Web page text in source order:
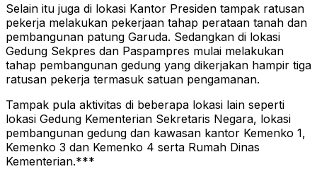
Selain itu juga di lokasi Kantor Presiden tampak ratusan
pekerja melakukan pekerjaan tahap perataan tanah dan
pembangunan patung Garuda. Sedangkan di lokasi
Gedung Sekpres dan Paspampres mulai melakukan
tahap pembangunan gedung yang dikerjakan hampir tiga
ratusan pekerja termasuk satuan pengamanan.
Tampak pula aktivitas di beberapa lokasi lain seperti
lokasi Gedung Kementerian Sekretaris Negara, lokasi
pembangunan gedung dan kawasan kantor Kemenko 1,
Kemenko 3 dan Kemenko 4 serta Rumah Dinas
Kementerian.***